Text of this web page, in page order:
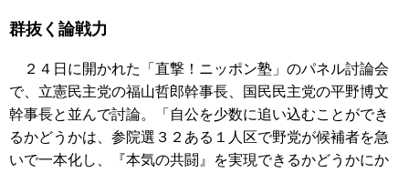
群抜く論戦力
２４日に開かれた「直撃！ニッポン塾」のパネル討論会
で、立憲民主党の福山哲郎幹事長、国民民主党の平野博文
幹事長と並んで討論。「自公を少数に追い込むことができ
るかどうかは、参院選３２ある１人区で野党が候補者を急
いで一本化し、『本気の共闘』を実現できるかどうかにか